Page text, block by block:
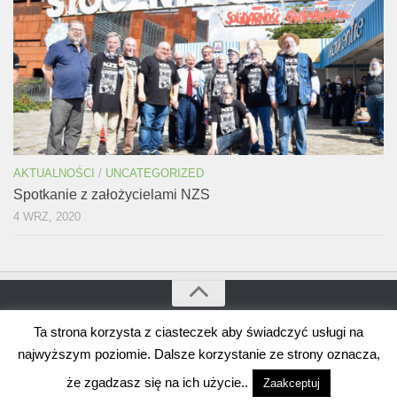
AKTUALNOŚCI / UNCATEGORIZED
Spotkanie z założycielami NZS
4 WRZ, 2020
Bogdan Borusewicz © 2026. Wszystkie prawa zastrzeżone
Wspierane przez WordPress. Szablon autorstwaAlx.
Ta strona korzysta z ciasteczek aby świadczyć usługi na
najwyższym poziomie. Dalsze korzystanie ze strony oznacza,
że zgadzasz się na ich użycie..
Zaakceptuj